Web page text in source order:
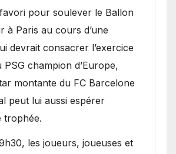
pour soulever le Ballon
à Paris au cours d’une
devrait consacrer l’exercice
PSG champion d’Europe,
montante du FC Barcelone
peut lui aussi espérer
trophée.
les joueurs, joueuses et